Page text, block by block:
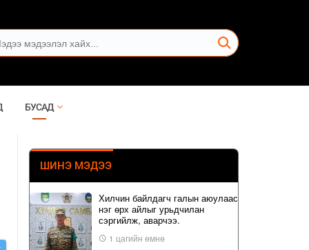
БУСАД
ШИНЭ МЭДЭЭ
Хилчин байлдагч галын аюулаас
нэг өрх айлыг урьдчилан
сэргийлж, аварчээ.
1 цагийн өмнө